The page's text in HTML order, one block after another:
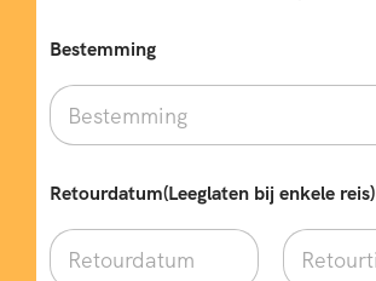
Bestemming
Retourdatum(Leeglaten bij enkele reis)